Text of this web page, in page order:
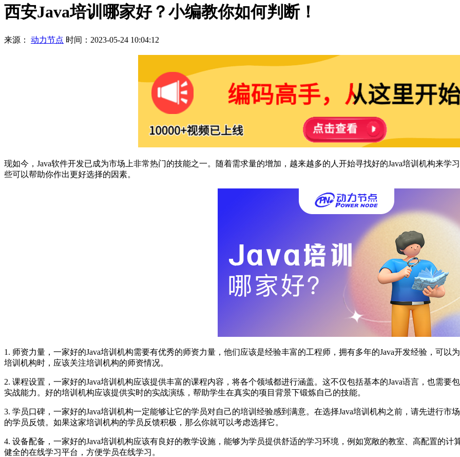
西安Java培训哪家好？小编教你如何判断！
来源： 动力节点 时间：2023-05-24 10:04:12
现如今，Java软件开发已成为市场上非常热门的技能之一。随着需求量的增加，越来越多的人开始寻找好的Java培训机构来学
些可以帮助你作出更好选择的因素。
1. 师资力量，一家好的Java培训机构需要有优秀的师资力量，他们应该是经验丰富的工程师，拥有多年的Java开发经验，可
培训机构时，应该关注培训机构的师资情况。
2. 课程设置，一家好的Java培训机构应该提供丰富的课程内容，将各个领域都进行涵盖。这不仅包括基本的Java语言，也需
实战能力。好的培训机构应该提供实时的实战演练，帮助学生在真实的项目背景下锻炼自己的技能。
3. 学员口碑，一家好的Java培训机构一定能够让它的学员对自己的培训经验感到满意。在选择Java培训机构之前，请先进行
的学员反馈。如果这家培训机构的学员反馈积极，那么你就可以考虑选择它。
4. 设备配备，一家好的Java培训机构应该有良好的教学设施，能够为学员提供舒适的学习环境，例如宽敞的教室、高配置的
健全的在线学习平台，方便学员在线学习。